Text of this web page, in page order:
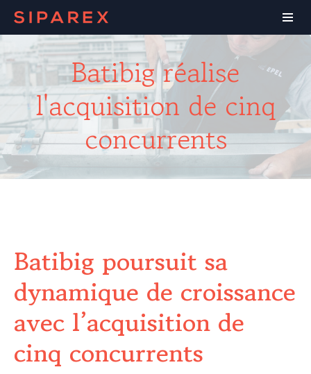
Batibig réalise
l'acquisition de cinq
concurrents
Batibig poursuit sa
dynamique de croissance
avec l’acquisition de
cinq concurrents